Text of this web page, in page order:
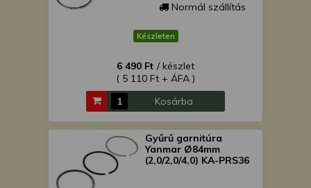
Normál szállítás
Készleten
6 490 Ft / készlet
( 5 110 Ft + ÁFA )
Kosárba
Gyűrű garnitúra
Yanmar Ø84mm
(2,0/2,0/4,0) KA-PRS36